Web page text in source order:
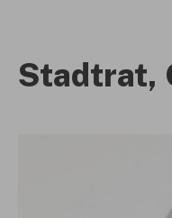
Stadtrat,